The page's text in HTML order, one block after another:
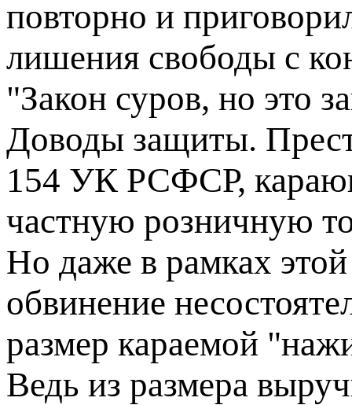
повторно и
лишения свободы с
"Закон суров, но это
Доводы защиты.
154 УК РСФСР,
частную розничную
Но даже в рамках этой
обвинение
размер караемой
Ведь из размера